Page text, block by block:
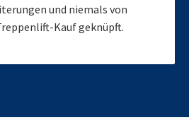
und niemals von
Kauf geknüpft.